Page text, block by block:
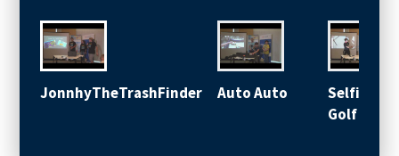
JonnhyTheTrashFinder Auto Auto
Golf